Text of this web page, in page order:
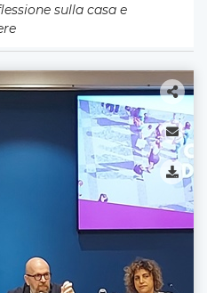
sulla casa e